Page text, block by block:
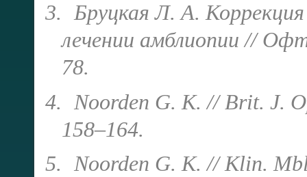
3. Бруцкая Л. А.
лечении амблиопии //
78.
4.
Noorden G. K. // Brit. J.
158–164.
5. Noorden G. K. // Klin.